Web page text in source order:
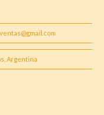
Argentina